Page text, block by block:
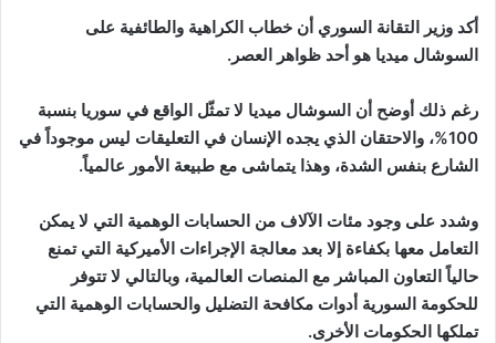
أكد وزير التقانة السوري أن خطاب الكراهية والطائفية على
السوشال ميديا هو أحد ظواهر العصر.
رغم ذلك أوضح أن السوشال ميديا لا تمثّل الواقع في سوريا بنسبة
100%، والاحتقان الذي يجده الإنسان في التعليقات ليس موجوداً في
الشارع بنفس الشدة، وهذا يتماشى مع طبيعة الأمور عالمياً.
وشدد على وجود مئات الآلاف من الحسابات الوهمية التي لا يمكن
التعامل معها بكفاءة إلا بعد معالجة الإجراءات الأميركية التي تمنع
حالياً التعاون المباشر مع المنصات العالمية، وبالتالي لا تتوفر
للحكومة السورية أدوات مكافحة التضليل والحسابات الوهمية التي
تملكها الحكومات الأخرى.